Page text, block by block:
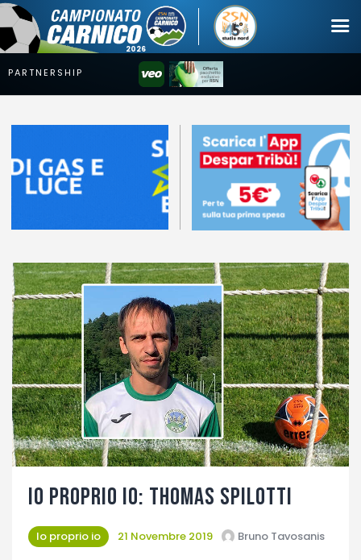
Squadre
News
Mercato
Erreà Cup
Giovanile
Video
Fotogallery
Io proprio Io: Thomas Spilotti
Io proprio io 21 Novembre 2019 Bruno Tavosanis